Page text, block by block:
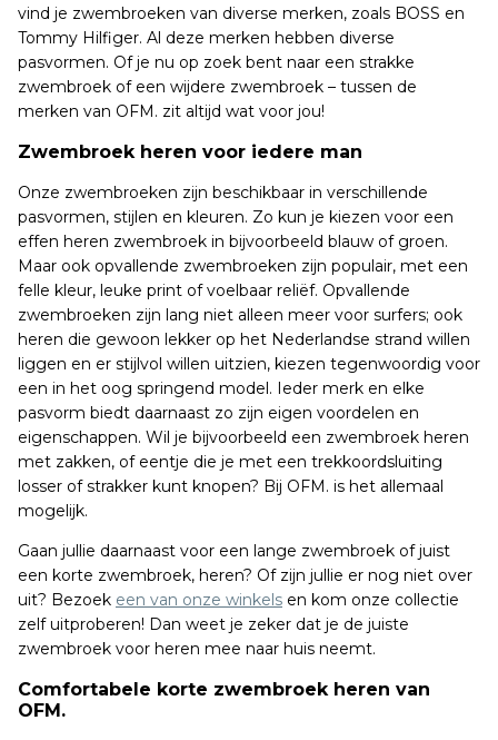
vind je zwembroeken van diverse merken, zoals BOSS en
Tommy Hilfiger. Al deze merken hebben diverse
pasvormen. Of je nu op zoek bent naar een strakke
zwembroek of een wijdere zwembroek – tussen de
merken van OFM. zit altijd wat voor jou!
Zwembroek heren voor iedere man
Onze zwembroeken zijn beschikbaar in verschillende
pasvormen, stijlen en kleuren. Zo kun je kiezen voor een
effen heren zwembroek in bijvoorbeeld blauw of groen.
Maar ook opvallende zwembroeken zijn populair, met een
felle kleur, leuke print of voelbaar reliëf. Opvallende
zwembroeken zijn lang niet alleen meer voor surfers; ook
heren die gewoon lekker op het Nederlandse strand willen
liggen en er stijlvol willen uitzien, kiezen tegenwoordig voor
een in het oog springend model. Ieder merk en elke
pasvorm biedt daarnaast zo zijn eigen voordelen en
eigenschappen. Wil je bijvoorbeeld een zwembroek heren
met zakken, of eentje die je met een trekkoordsluiting
losser of strakker kunt knopen? Bij OFM. is het allemaal
mogelijk.
Gaan jullie daarnaast voor een lange zwembroek of juist
een korte zwembroek, heren? Of zijn jullie er nog niet over
uit? Bezoek een van onze winkels en kom onze collectie
zelf uitproberen! Dan weet je zeker dat je de juiste
zwembroek voor heren mee naar huis neemt.
Comfortabele korte zwembroek heren van
OFM.